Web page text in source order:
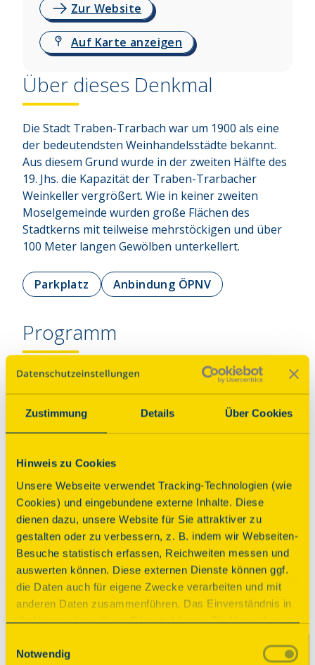
Zustimmung Details Über Cookies
Hinweis zu Cookies
Unsere Webseite verwendet Tracking-Technologien (wie
Cookies) und eingebundene externe Inhalte. Diese
dienen dazu, unsere Website für Sie attraktiver zu
gestalten oder zu verbessern, z. B. indem wir Webseiten-
Besuche statistisch erfassen, Reichweiten messen und
auswerten können. Diese externen Dienste können ggf.
die Daten auch für eigene Zwecke verarbeiten und mit
anderen Daten zusammenführen. Das Einverständnis in
die Verwendung dieser Dienste können Sie hier geben.
unserer Datenschutzerklärung. Durch Anklicken der
Notwendig
Zur Website
Auf Karte anzeigen
Über dieses Denkmal
Die Stadt Traben-Trarbach war um 1900 als eine
der bedeutendsten Weinhandelsstädte bekannt.
Aus diesem Grund wurde in der zweiten Hälfte des
19. Jhs. die Kapazität der Traben-Trarbacher
Weinkeller vergrößert. Wie in keiner zweiten
Moselgemeinde wurden große Flächen des
Stadtkerns mit teilweise mehrstöckigen und über
100 Meter langen Gewölben unterkellert.
Parkplatz Anbindung ÖPNV
Programm
Führung
Weinbau und Kellerarchitektur
Beginn
Sonntag, 13.09.2026 14:00 Uhr| Dauer:90
Minuten
Gezeigt werden drei historische Weinkeller,
deren Kellerarchitektur und Bauweise um
1900 besondere Merkmale aufzeigen.
Ebenso werden der Weinbau, der
Weinhandel und die historischen
sich die kleine Mittelmoselstadt in der